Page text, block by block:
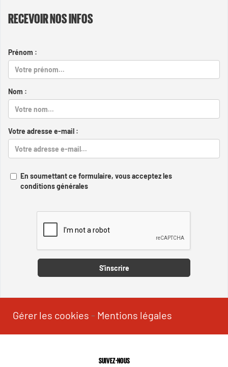
RECEVOIR NOS INFOS
Prénom :
Nom :
Votre adresse e-mail :
En soumettant ce formulaire, vous acceptez les
conditions générales
S'inscrire
Gérer les cookies - Mentions légales
SUIVEZ-NOUS